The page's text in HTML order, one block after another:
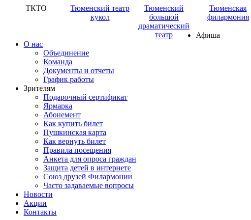
ТКТО
Тюменский театр
кукол
Тюменский
большой
драматический
театр
Тюменская
филармония
Афиша
О нас
Объединение
Команда
Документы и отчеты
График работы
Зрителям
Подарочный сертификат
Ярмарка
Абонемент
Как купить билет
Пушкинская карта
Как вернуть билет
Правила посещения
Анкета для опроса граждан
Защита детей в интернете
Союз друзей Филармонии
Часто задаваемые вопросы
Новости
Акции
Контакты